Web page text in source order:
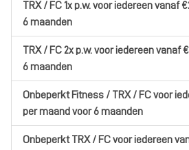
TRX / FC 1x p.w.voor iedereenvanaf
6 maanden
TRX / FC 2x p.w.voor iedereenvanaf
6 maanden
Onbeperkt Fitness / TRX / FCvoor
per maand voor 6 maanden
Onbeperkt TRX / FCvoor iedereen